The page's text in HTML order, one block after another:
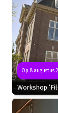
Op 8 augustus
Workshop